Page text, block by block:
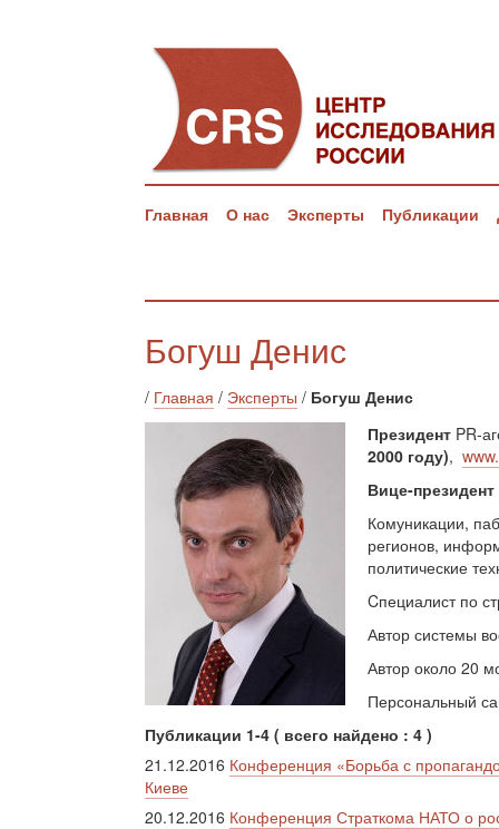
Главная О нас Эксперты Публикации
Богуш Денис
/ Главная / Эксперты / Богуш Денис
Президент PR-
2000 году),
Вице-
Комуникации,
регионов,
политические
Cпециалист по
Автор системы
Автор около 20
Персональный
Публикации 1-4 ( всего найдено : 4 )
21.12.2016 Конференция «Борьба с
Киеве
20.12.2016 Конференция Страткома НАТО о